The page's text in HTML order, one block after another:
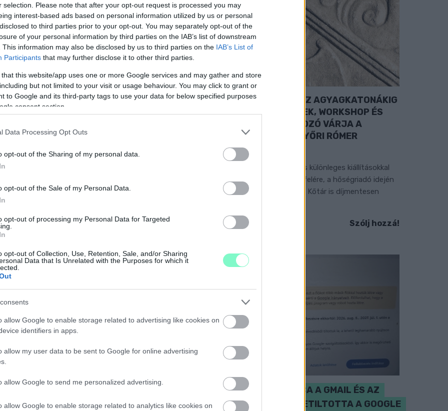
selection. Please note that after your opt-out request is processed you may
interest-based ads based on personal information utilized by us or personal
to third parties prior to your opt-out. You may separately opt-out of the
of your personal information by third parties on the IAB’s list of downstream
This information may also be disclosed by us to third parties on the IAB’s List of
Participants that may further disclose it to other third parties.
that this website/app uses one or more Google services and may gather and store
but not limited to your visit or usage behaviour. You may click to grant or
to Google and its third-party tags to use your data for below specified purposes
consent section.
Data Processing Opt Outs
opt-out of the Sharing of my personal data.
opt-out of the Sale of my Personal Data.
opt-out of processing my Personal Data for Targeted
opt-out of Collection, Use, Retention, Sale, and/or Sharing
Data that Is Unrelated with the Purposes for which it
allow Google to enable storage related to advertising like cookies on
identifiers in apps.
allow my user data to be sent to Google for online advertising
allow Google to send me personalized advertising.
allow Google to enable storage related to analytics like cookies on
Keleti Kapu. Amit a Graz-Bécs közötti
lemondva Szombathelyről (piacként azonban
el a magyarországi kereskedelemtől). Ez
program.
- a leglátogatottabb térségekben
ipari-szolgáltatói komplexumot hoznak
nem osztrák célzatú terveit.
el azt a lehetőségét, hogy a Graz-
gazdasági szereplője legyen. Kissé ironikus,
erre a szerepkörre.
A RÓMAIAKTÓL AZ AGYAGKATONÁKIG
– TÁRLATVEZETÉSEK, WORKSHOP ÉS
KÖZÖNSÉGTALÁLKOZÓ VÁRJA A
LÁTOGATÓKAT A GYŐRI RÓMER
MÚZEUMBAN
Ingyenes programokkal és különleges kiállításokkal
készülnek a hét második felére, a hőségriadó idején
ráadásul a Várkazamata – Kőtár is díjmentesen
Szólj hozzá!
CZUNYINÉ HARCA A GMAIL ÉS AZ
ÖNKÉNY ELLEN - LETILTOTTA A GOOGLE